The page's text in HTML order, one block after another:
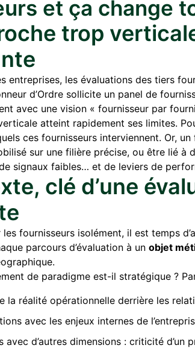
et ça change
trop
entreprises, les évaluations des tiers
d’Ordre sollicite un panel de
avec une vision « fournisseur par
atteint rapidement ses limites.
ces fournisseurs interviennent. Or,
sur une filière précise, ou être lié à
signaux faibles… et de leviers de
clé d’une
les fournisseurs isolément, il est temps
parcours d’évaluation à un objet
de paradigme est-il stratégique ?
la réalité opérationnelle derrière les
avec les enjeux internes de
avec d’autres dimensions : criticité